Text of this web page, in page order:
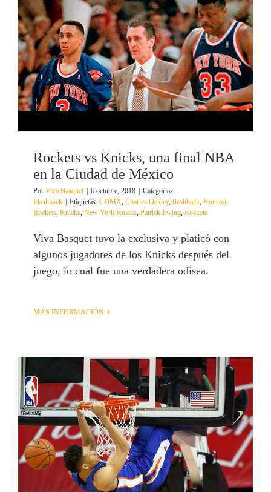
Rockets vs Knicks, una final NBA
en la Ciudad de México
Por Viva Basquet 6 octubre, 2018
Categorías:
Flashback
Etiquetas: CDMX, Charles Oakley, flashback, Houston
Rockets, Knicks, New York Knicks, Patrick Ewing, Rockets
Viva Basquet tuvo la exclusiva y platicó con
algunos jugadores de los Knicks después del
juego, lo cual fue una verdadera odisea.
MÁS INFORMACIÓN